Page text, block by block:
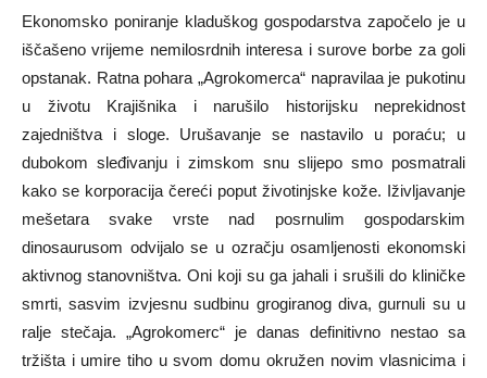
Ekonomsko poniranje kladuškog gospodarstva započelo je u
iščašeno vrijeme nemilosrdnih interesa i surove borbe za goli
opstanak. Ratna pohara „Agrokomerca“ napravilaa je pukotinu
u životu Krajišnika i narušilo historijsku neprekidnost
zajedništva i sloge. Urušavanje se nastavilo u poraću; u
dubokom sleđivanju i zimskom snu slijepo smo posmatrali
kako se korporacija čereći poput životinjske kože. Iživljavanje
mešetara svake vrste nad posrnulim gospodarskim
dinosaurusom odvijalo se u ozračju osamljenosti ekonomski
aktivnog stanovništva. Oni koji su ga jahali i srušili do kliničke
smrti, sasvim izvjesnu sudbinu grogiranog diva, gurnuli su u
ralje stečaja. „Agrokomerc“ je danas definitivno nestao sa
tržišta i umire tiho u svom domu okružen novim vlasnicima i